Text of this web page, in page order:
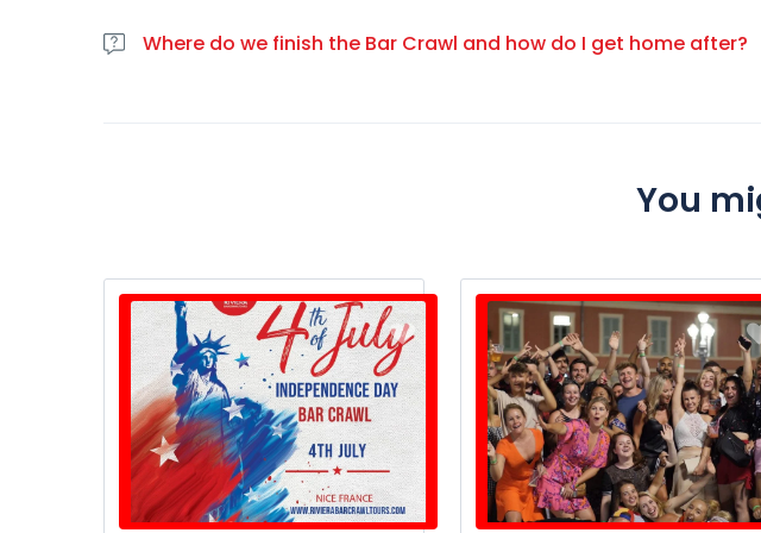
Where do we finish the Bar Crawl and how do I get home after?
You